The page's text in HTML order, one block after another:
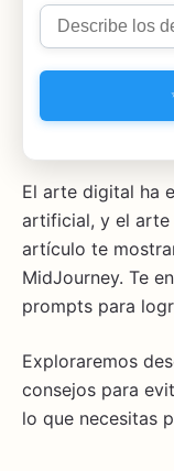
El arte digital ha
artificial, y el arte
artículo te
MidJourney. Te
prompts para
Exploraremos
consejos para
lo que necesitas